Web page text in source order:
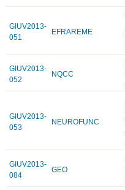
GIUV2013-
051
EFRAREME
GIUV2013-
052
NQCC
GIUV2013-
053
NEUROFUNC
GIUV2013-
084
GEO